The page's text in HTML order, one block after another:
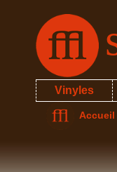
Vinyles
Accueil